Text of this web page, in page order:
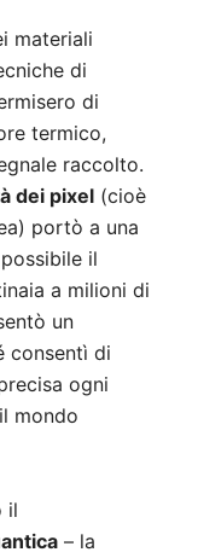
materiali
di
di
termico,
raccolto.
dei pixel (cioè
portò a una
il
a milioni di
un
consentì di
ogni
mondo
il
– la